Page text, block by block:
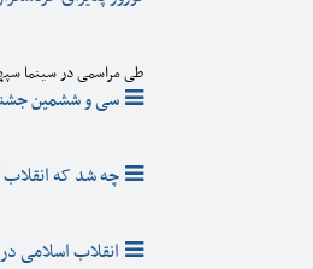
طی مراسمی در سینما
سی و ششمین
چه شد که انقلاب
انقلاب اسلامی